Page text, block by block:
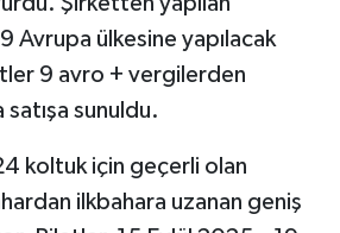
Avrupa ülkesine yapılacak
9 avro + vergilerden
sunuldu.
koltuk için geçerli olan
ilkbahara uzanan geniş